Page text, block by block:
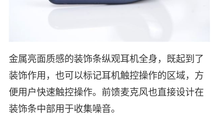
金属亮面质感的装饰条纵观耳机全身，既起到了
装饰作用，也可以标记耳机触控操作的区域，方
便用户快速触控操作。前馈麦克风也直接设计在
装饰条中部用于收集噪音。